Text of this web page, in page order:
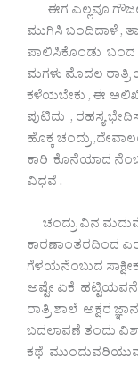
ಈಗ ಎಲ್ಲವೂ
ಮುಗಿಸಿ ಬಂದಿದಾಳೆ ,
ಪಾಲಿಸಿಕೊಂಡು
ಮಗಳು ಮೊದಲ ರಾತ್ರಿ
ಕಳೆಯಬೇಕು , ಈ
ಪುಟಿದು , ರಹಸ್ಯ
ಹೊಕ್ಕ ಚಂದ್ರು
ಕಾರಿ ಕೊನೆಯಾದ
ವಿಧವೆ .
ಚಂದ್ರು ವಿನ
ಕಾರಣಾಂತರದಿಂದ
ಗೆಳಯನೆಂಬುದ
ಅಷ್ಟೇ ಏಕೆ
ರಾತ್ರಿ ಶಾಲೆ ಅಕ್ಷರ
ಬದಲಾವಣೆ ತಂದು
ಕಥೆ